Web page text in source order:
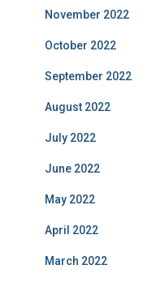
November 2022
October 2022
September 2022
August 2022
July 2022
June 2022
May 2022
April 2022
March 2022